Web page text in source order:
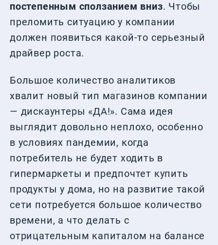
постепенным сползанием вниз. Чтобы
преломить ситуацию у компании
должен появиться какой-то серьезный
драйвер роста.
Большое количество аналитиков
хвалит новый тип магазинов компании
— дискаунтеры «ДА!». Сама идея
выглядит довольно неплохо, особенно
в условиях пандемии, когда
потребитель не будет ходить в
гипермаркеты и предпочтет купить
продукты у дома, но на развитие такой
сети потребуется большое количество
времени, а что делать с
отрицательным капиталом на балансе